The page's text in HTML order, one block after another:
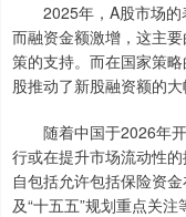
2025年，A股市场的
而融资金额激增，这主要
策的支持。而在国家策
股推动了新股融资额的大
随着中国于2026年开
行或在提升市场流动性
自包括允许包括保险资
及“十五五”规划重点关